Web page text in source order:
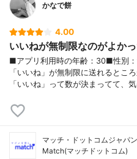
かなで餅
4.00
いいねが無制限なのがよか
■アプリ利用時の年齢：30■性別
「いいね」が無制限に送れるとこ
「いいね」って数が決まってて、
マッチ・ドットコムジャパン
Match(マッチドットコム)